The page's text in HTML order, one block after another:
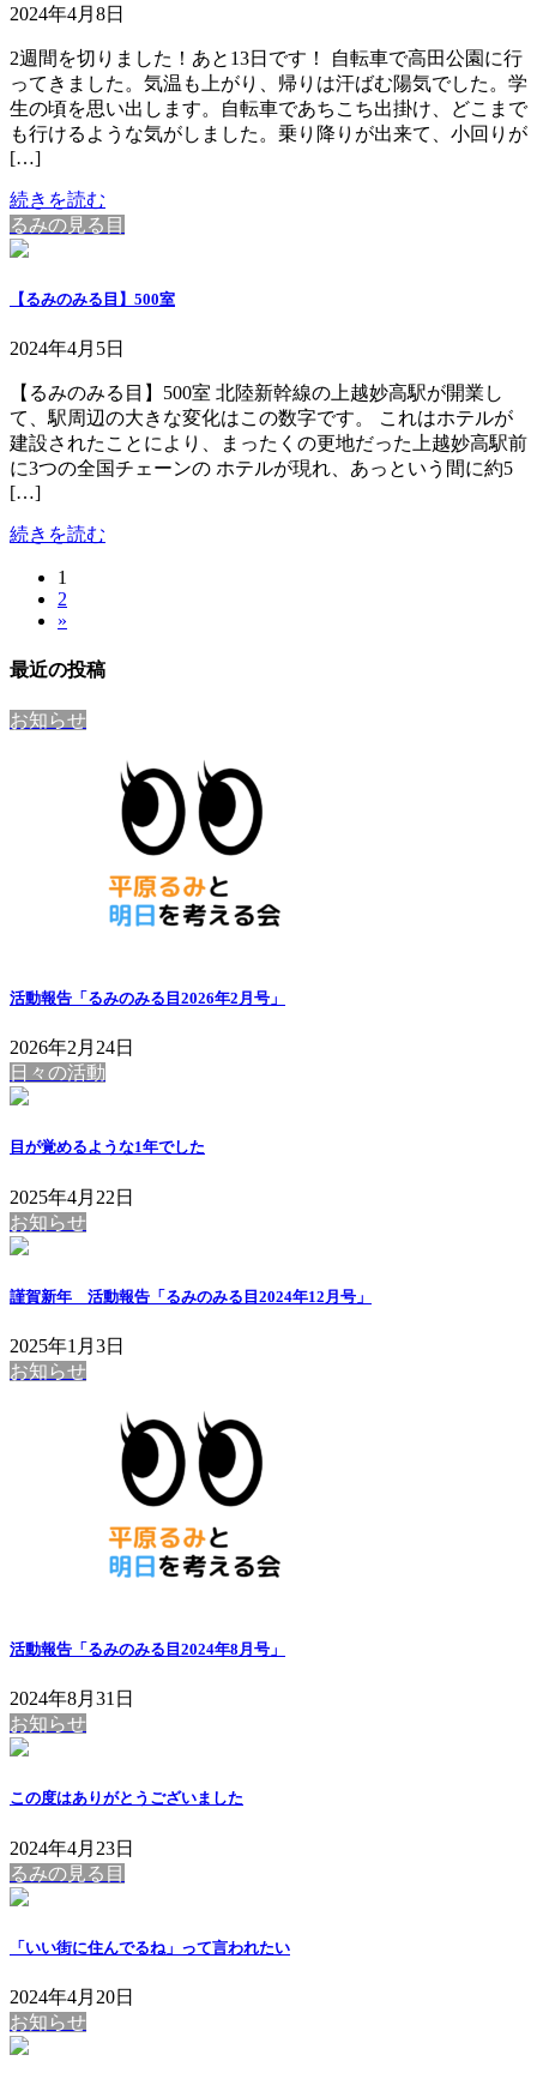
2024年4月8日
2週間を切りました！あと13日です！ 自転車で高田公園に行
ってきました。気温も上がり、帰りは汗ばむ陽気でした。学
生の頃を思い出します。自転車であちこち出掛け、どこまで
も行けるような気がしました。乗り降りが出来て、小回りが
[…]
続きを読む
るみの見る目
【るみのみる目】500室
2024年4月5日
【るみのみる目】500室 北陸新幹線の上越妙高駅が開業し
て、駅周辺の大きな変化はこの数字です。 これはホテルが
建設されたことにより、まったくの更地だった上越妙高駅前
に3つの全国チェーンの ホテルが現れ、あっという間に約5
[…]
続きを読む
の
ー
固
定
ペ
ジ
1
固
定
ー
2
»
最近の投稿
お知らせ
活動報告「るみのみる目2026年2月号」
2026年2月24日
日々の活動
目が覚めるような1年でした
2025年4月22日
お知らせ
謹賀新年 活動報告「るみのみる目2024年12月号」
2025年1月3日
お知らせ
活動報告「るみのみる目2024年8月号」
2024年8月31日
お知らせ
この度はありがとうございました
2024年4月23日
るみの見る目
「いい街に住んでるね」って言われたい
2024年4月20日
お知らせ